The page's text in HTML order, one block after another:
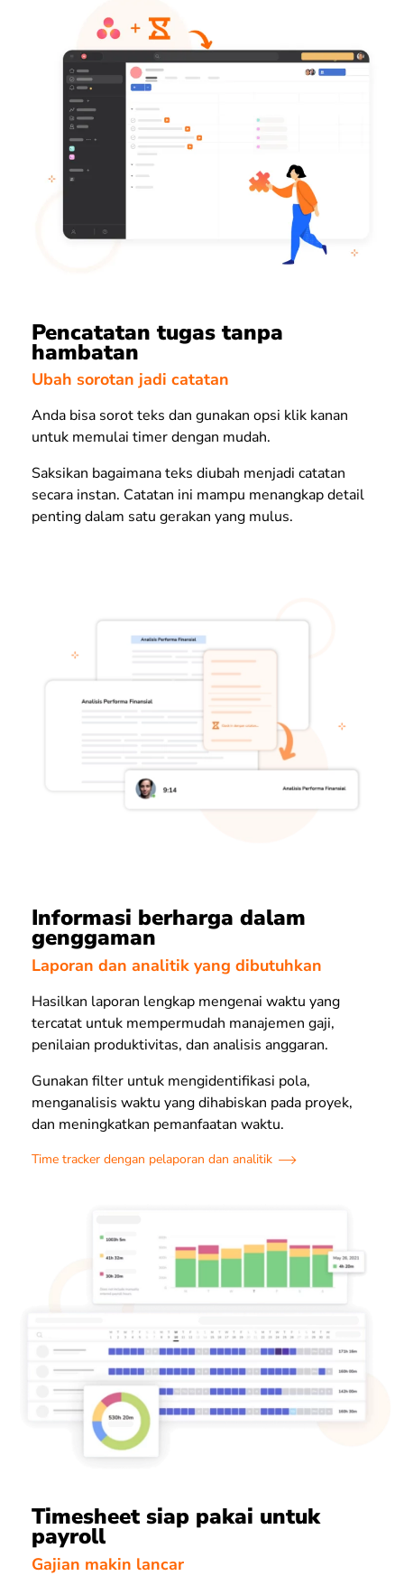
Pencatatan tugas tanpa
hambatan
Ubah sorotan jadi catatan
Anda bisa sorot teks dan gunakan opsi klik kanan
untuk memulai timerdengan mudah.
Saksikan bagaimana teks diubah menjadi catatan
secara instan. Catatan ini mampu menangkap detail
penting dalam satu gerakan yang mulus.
Informasi berharga dalam
genggaman
Laporan dan analitik yang dibutuhkan
Hasilkan laporan lengkap mengenai waktu yang
tercatat untuk mempermudah manajemen gaji,
penilaian produktivitas, dan analisis anggaran.
Gunakan filter untuk mengidentifikasi pola,
menganalisis waktu yang dihabiskan pada proyek,
dan meningkatkan pemanfaatan waktu.
Time tracker dengan pelaporan dan analitik
Timesheet siap pakai untuk
payroll
Gajian makin lancar